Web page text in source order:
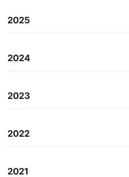
2025
2024
2023
2022
2021